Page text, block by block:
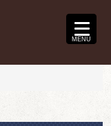
MENU